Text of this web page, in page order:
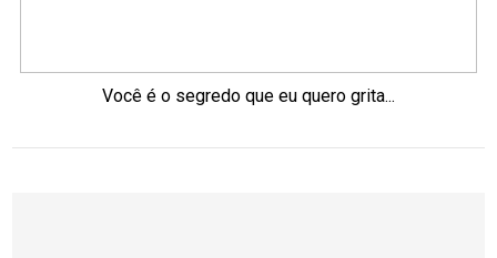
Você é o segredo que eu quero grita...